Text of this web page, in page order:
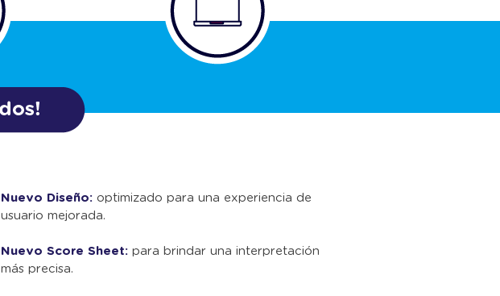
Nuevo Diseño: optimizado para una experiencia de
usuario mejorada.
Nuevo Score Sheet: para brindar una interpretación
más precisa.